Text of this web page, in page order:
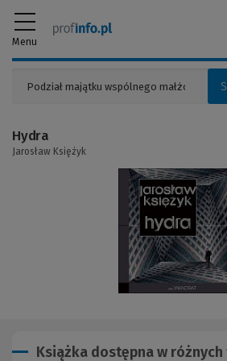
Menu
Hydra
Jarosław Księżyk
Książka dostępna w